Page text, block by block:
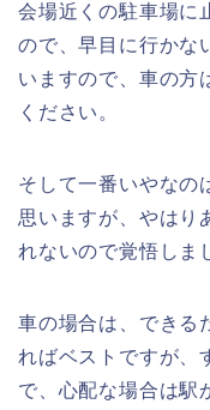
会場近くの駐車場に
ので、早目に行かな
いますので、車の方
ください。
そして一番いやなの
思いますが、やはり
れないので覚悟しま
車の場合は、できる
ればベストですが、
で、心配な場合は駅